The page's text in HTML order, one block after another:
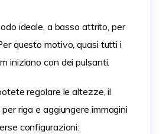
ideale, a basso attrito, per
questo motivo, quasi tutti i
iniziano con dei pulsanti.
regolare le altezze, il
riga e aggiungere immagini
configurazioni: